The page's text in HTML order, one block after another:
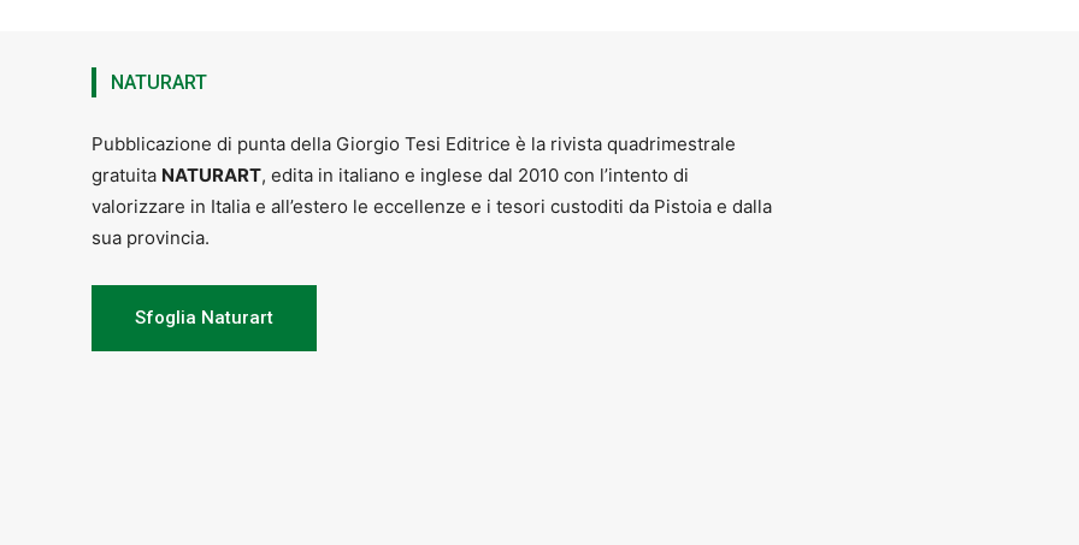
NATURART
Pubblicazione di punta della Giorgio Tesi Editrice è la rivista quadrimestrale
gratuita NATURART, edita in italiano e inglese dal 2010 con l’intento di
valorizzare in Italia e all’estero le eccellenze e i tesori custoditi da Pistoia e dalla
sua provincia.
Sfoglia Naturart